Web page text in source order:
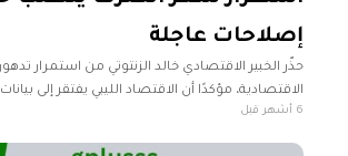
إصلاحات عاجلة
حذّر الخبير الاقتصادي خالد الزنتوتي من استمرار
الاقتصادية، مؤكدًا أن الاقتصاد الليبي يفتقر إلى
ومؤشرات واضحة، مثل معدلات التضخم والقوة
6 أشهر قبل